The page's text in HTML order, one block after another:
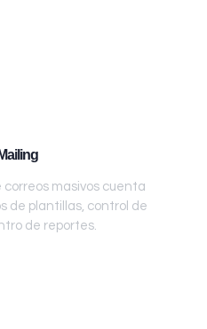
Mailing
correos masivos cuenta
de plantillas, control de
de reportes.